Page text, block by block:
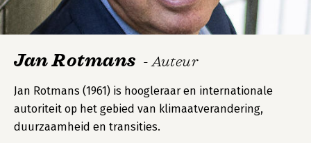
Jan Rotmans - Auteur
Jan Rotmans (1961) is hoogleraar en internationale
autoriteit op het gebied van klimaatverandering,
duurzaamheid en transities.